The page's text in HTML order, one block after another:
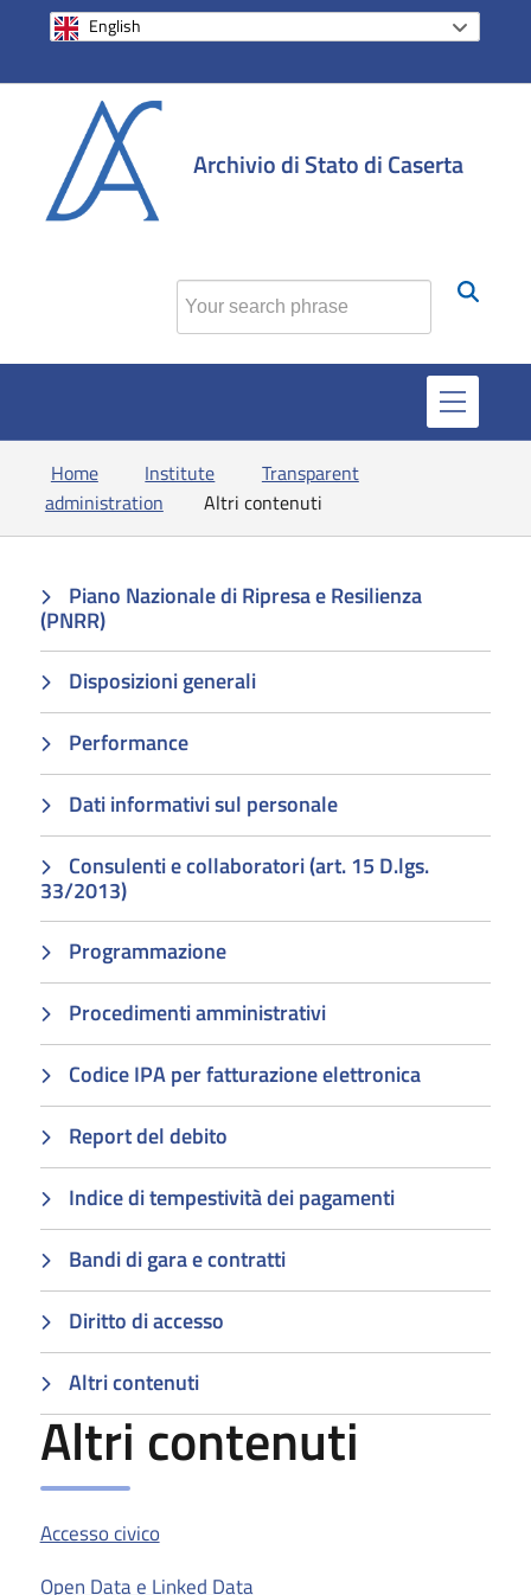
English
Archivio di Stato di Caserta
Find
Home Institute
Transparent
administration
Altri contenuti
Piano Nazionale di Ripresa e Resilienza
(PNRR)
Disposizioni generali
Performance
Dati informativi sul personale
Consulenti e collaboratori (art. 15 D.lgs.
33/2013)
Programmazione
Procedimenti amministrativi
Codice IPA per fatturazione elettronica
Report del debito
Indice di tempestività dei pagamenti
Bandi di gara e contratti
Diritto di accesso
Altri contenuti
Altri contenuti
Accesso civico
Open Data e Linked Data